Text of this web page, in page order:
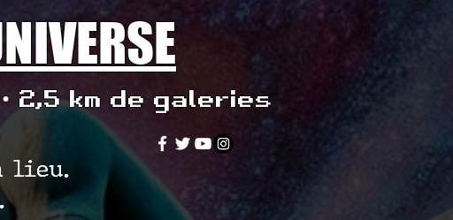
• 2,5 km de galeries
lieu.